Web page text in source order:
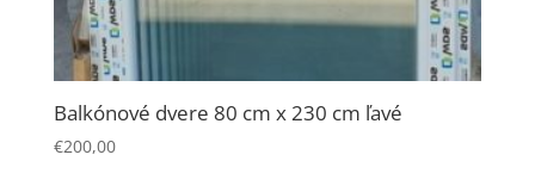
Balkónové dvere 80 cm x 230 cm ľavé
€200,00